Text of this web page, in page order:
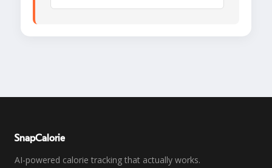
SnapCalorie
AI-powered calorie tracking that actually works.